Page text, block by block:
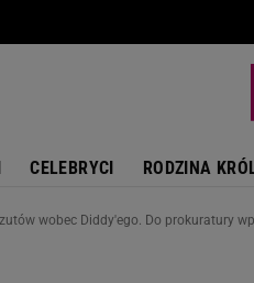
CELEBRYCI RODZINA
wobec Diddy'ego. Do prokuratury